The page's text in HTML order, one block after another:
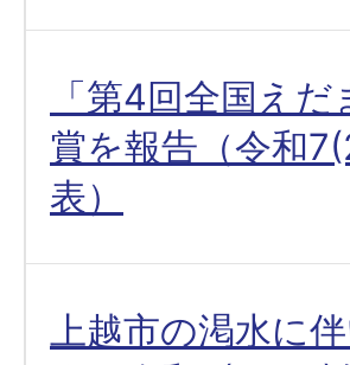
「第4回全国え
賞を報告（令和
表）
上越市の渇水に